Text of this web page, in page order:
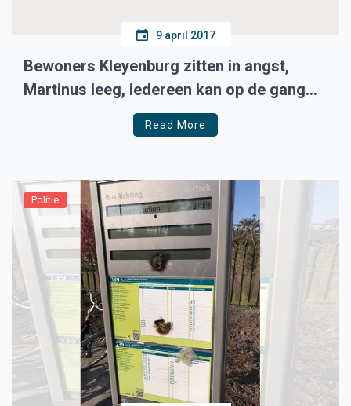
9 april 2017
Bewoners Kleyenburg zitten in angst,
Martinus leeg, iedereen kan op de gang
Read More
Politie